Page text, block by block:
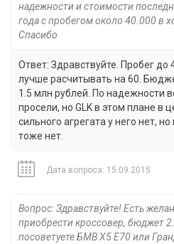
надежности и стоимости
года с пробегом около 40.000 в
Спасибо
Ответ: Здравствуйте. Пробег до
лучше расчитывать на 60.
1.5 млн рублей. По надежности
просели, но GLK в этом плане в
сильного агрегата у него нет,
тоже нет.
Дата вопроса: 15.09.2015
Вопрос: Здравствуйте! Есть
приобрести кроссовер, бюджет
посоветуете БМВ Х5 Е70 или